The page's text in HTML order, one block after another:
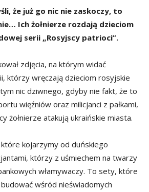
że już go nic nie zaskoczy, to
Ich żołnierze rozdają dzieciom
serii „Rosyjscy patrioci”.
zdjęcia, na którym widać
którzy wręczają dzieciom rosyjskie
nic dziwnego, gdyby nie fakt, że to
więźniów oraz milicjanci z pałkami,
żołnierze atakują ukraińskie miasta.
kojarzymy od duńskiego
którzy z uśmiechem na twarzy
włamywaczy. To sety, które
wśród nieświadomych